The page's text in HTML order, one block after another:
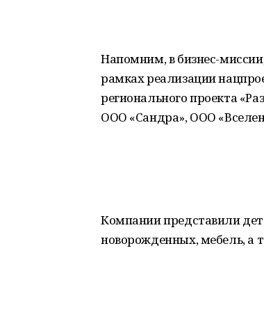
Напомним, в бизнес-
рамках реализации
регионального проекта
ООО «Сандра», ООО
Компании представили
новорожденных, мебель, а